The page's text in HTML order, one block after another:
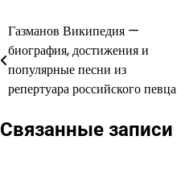
Навигация
по
записям
Газманов Википедия —
биография, достижения и
популярные песни из
репертуара российского певца
Связанные записи